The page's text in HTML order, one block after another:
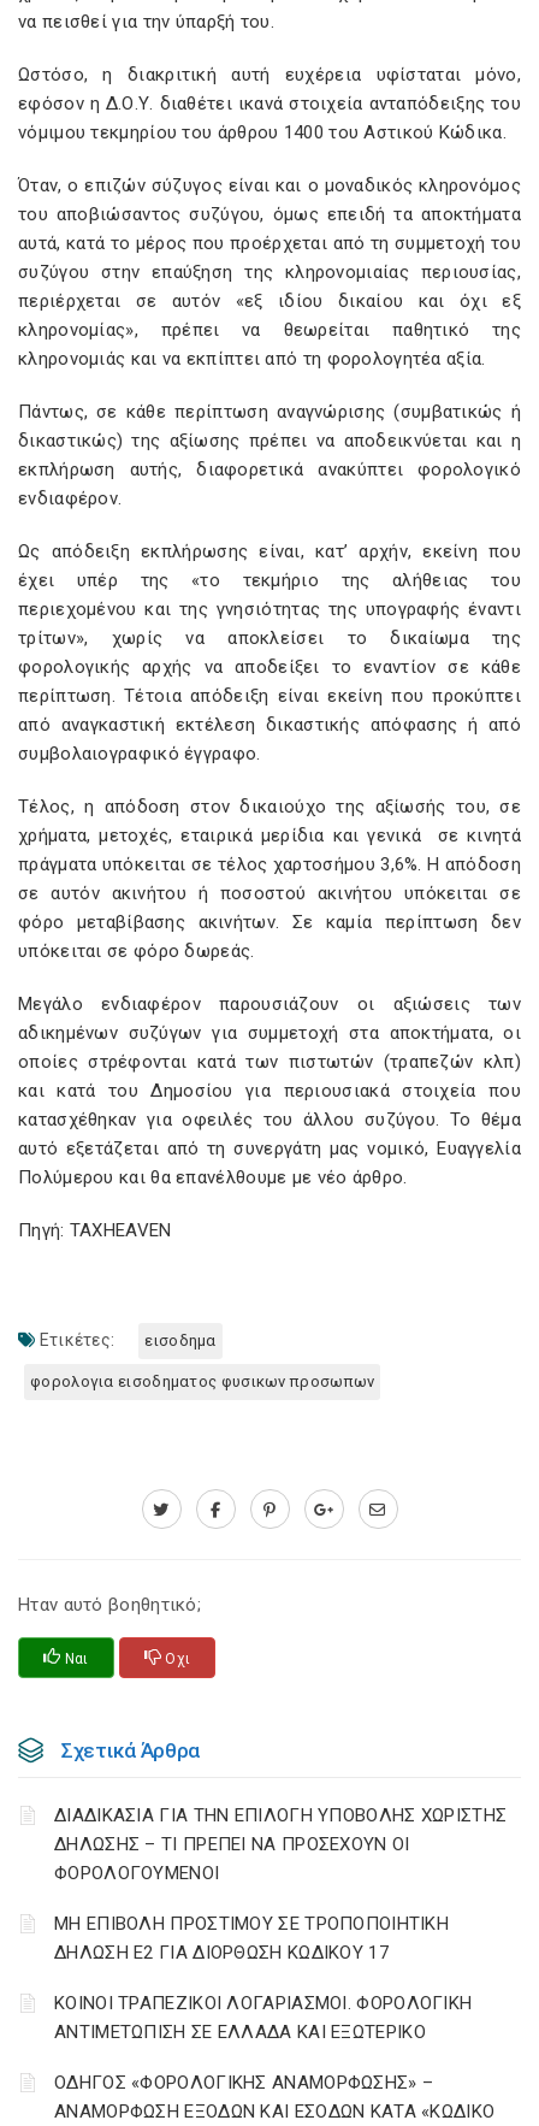
να πεισθεί για την ύπαρξή του.
Ωστόσο, η διακριτική αυτή ευχέρεια υφίσταται μόνο,
εφόσον η Δ.Ο.Υ. διαθέτει ικανά στοιχεία ανταπόδειξης του
νόμιμου τεκμηρίου του άρθρου 1400 του Αστικού Κώδικα.
Όταν, ο επιζών σύζυγος είναι και ο μοναδικός κληρονόμος
του αποβιώσαντος συζύγου, όμως επειδή τα αποκτήματα
αυτά, κατά το μέρος που προέρχεται από τη συμμετοχή του
συζύγου στην επαύξηση της κληρονομιαίας περιουσίας,
περιέρχεται σε αυτόν «εξ ιδίου δικαίου και όχι εξ
κληρονομίας», πρέπει να θεωρείται παθητικό της
κληρονομιάς και να εκπίπτει από τη φορολογητέα αξία.
Πάντως, σε κάθε περίπτωση αναγνώρισης (συμβατικώς ή
δικαστικώς) της αξίωσης πρέπει να αποδεικνύεται και η
εκπλήρωση αυτής, διαφορετικά ανακύπτει φορολογικό
ενδιαφέρον.
Ως απόδειξη εκπλήρωσης είναι, κατ’ αρχήν, εκείνη που
έχει υπέρ της «το τεκμήριο της αλήθειας του
περιεχομένου και της γνησιότητας της υπογραφής έναντι
τρίτων», χωρίς να αποκλείσει το δικαίωμα της
φορολογικής αρχής να αποδείξει το εναντίον σε κάθε
περίπτωση. Τέτοια απόδειξη είναι εκείνη που προκύπτει
από αναγκαστική εκτέλεση δικαστικής απόφασης ή από
συμβολαιογραφικό έγγραφο.
Τέλος, η απόδοση στον δικαιούχο της αξίωσής του, σε
χρήματα, μετοχές, εταιρικά μερίδια και γενικά σε κινητά
πράγματα υπόκειται σε τέλος χαρτοσήμου 3,6%. Η απόδοση
σε αυτόν ακινήτου ή ποσοστού ακινήτου υπόκειται σε
φόρο μεταβίβασης ακινήτων. Σε καμία περίπτωση δεν
υπόκειται σε φόρο δωρεάς.
Μεγάλο ενδιαφέρον παρουσιάζουν οι αξιώσεις των
αδικημένων συζύγων για συμμετοχή στα αποκτήματα, οι
οποίες στρέφονται κατά των πιστωτών (τραπεζών κλπ)
και κατά του Δημοσίου για περιουσιακά στοιχεία που
κατασχέθηκαν για οφειλές του άλλου συζύγου. Το θέμα
αυτό εξετάζεται από τη συνεργάτη μας νομικό, Ευαγγελία
Πολύμερου και θα επανέλθουμε με νέο άρθρο.
Πηγή: TAXHEAVEN
Ετικέτες: εισοδημα
φορολογια εισοδηματος φυσικων προσωπων
Ηταν αυτό βοηθητικό;
Ναι Οχι
Σχετικά Άρθρα
ΔΙΑΔΙΚΑΣΙΑ ΓΙΑ ΤΗΝ ΕΠΙΛΟΓΗ ΥΠΟΒΟΛΗΣ ΧΩΡΙΣΤΗΣ
ΔΗΛΩΣΗΣ – ΤΙ ΠΡΕΠΕΙ ΝΑ ΠΡΟΣΕΧΟΥΝ ΟΙ
ΦΟΡΟΛΟΓΟΥΜΕΝΟΙ
ΜΗ ΕΠΙΒΟΛΗ ΠΡΟΣΤΙΜΟΥ ΣΕ ΤΡΟΠΟΠΟΙΗΤΙΚΗ
ΔΗΛΩΣΗ Ε2 ΓΙΑ ΔΙΟΡΘΩΣΗ ΚΩΔΙΚΟΥ 17
ΚΟΙΝΟΙ ΤΡΑΠΕΖΙΚΟΙ ΛΟΓΑΡΙΑΣΜΟΙ. ΦΟΡΟΛΟΓΙΚΗ
ΑΝΤΙΜΕΤΩΠΙΣΗ ΣΕ ΕΛΛΑΔΑ ΚΑΙ ΕΞΩΤΕΡΙΚΟ
ΟΔΗΓΟΣ «ΦΟΡΟΛΟΓΙΚΗΣ ΑΝΑΜΟΡΦΩΣΗΣ» –
ΑΝΑΜΟΡΦΩΣΗ ΕΞΟΔΩΝ ΚΑΙ ΕΣΟΔΩΝ ΚΑΤΑ «ΚΩΔΙΚΟ